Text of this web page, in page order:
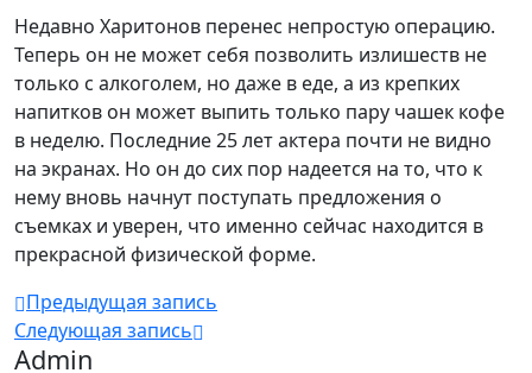
Недавно Харитонов перенес непростую операцию.
Теперь он не может себя позволить излишеств не
только с алкоголем, но даже в еде, а из крепких
напитков он может выпить только пару чашек кофе
в неделю. Последние 25 лет актера почти не видно
на экранах. Но он до сих пор надеется на то, что к
нему вновь начнут поступать предложения о
съемках и уверен, что именно сейчас находится в
прекрасной физической форме.
Предыдущая запись
Следующая запись
Admin